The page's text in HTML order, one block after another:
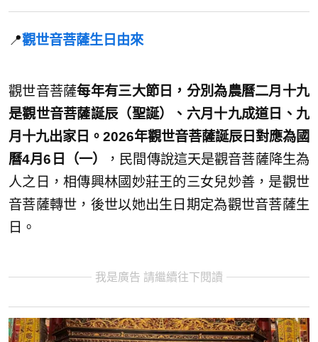
📍觀世音菩薩生日由來
觀世音菩薩每年有三大節日，分別為農曆二月十九
是觀世音菩薩誕辰（聖誕）、六月十九成道日、九
月十九出家日。2026年觀世音菩薩誕辰日對應為國
曆4月6日（一）
，民間傳說這天是觀音菩薩降生為
人之日，相傳興林國妙莊王的三女兒妙善，是觀世
音菩薩轉世，後世以她出生日期定為觀世音菩薩生
日。
我是廣告 請繼續往下閱讀